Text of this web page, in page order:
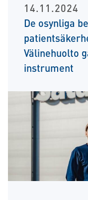
14.11.2024
De osynliga
Välinehuolto
instrument